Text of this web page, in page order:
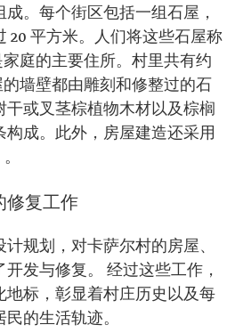
。每个街区包括一组石屋，
20 平方米。人们将这些石屋称
庭的主要住所。村里共有约
墙壁都由雕刻和修整过的石
或叉茎棕植物木材以及棕榈
成。此外，房屋建造还采用
修复工作
规划，对卡萨尔村的房屋、
发与修复。 经过这些工作，
地标，彰显着村庄历史以及每
的生活轨迹。